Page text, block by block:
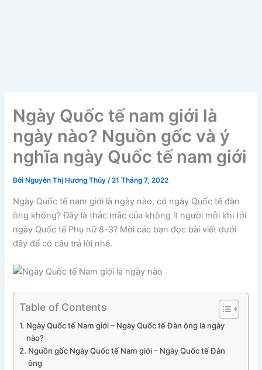
Ngày Quốc tế nam giới là
ngày nào? Nguồn gốc và ý
nghĩa ngày Quốc tế nam giới
Bởi Nguyễn Thị Hương Thủy/21 Tháng 7, 2022
Ngày Quốc tế nam giới là ngày nào, có ngày Quốc tế đàn
ông không? Đây là thắc mắc của không ít người mỗi khi tới
ngày Quốc tế Phụ nữ 8-3? Mời các bạn đọc bài viết dưới
đây để có câu trả lời nhé.
Table of Contents
Ngày Quốc tế Nam giới – Ngày Quốc tế Đàn ông là ngày
nào?
Nguồn gốc Ngày Quốc tế Nam giới – Ngày Quốc tế Đàn
ông